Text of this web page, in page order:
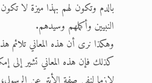
بالدم وتكون لهم بهذا ميزة لا
النبيين وأكملهم وسيدهم.
وهكذا نرى أن هذه المعاني تلائم
كذلك فإن هذه المعاني تشير إلى